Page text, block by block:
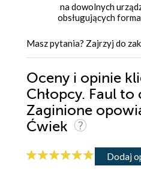
na dowolnych
obsługujących
Masz pytania? Zajrzyj do
Oceny i opinie
Chłopcy. Faul to
Zaginione
Ćwiek
Dodaj